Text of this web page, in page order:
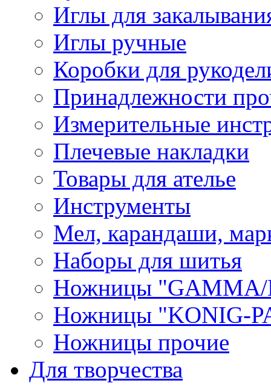
Иглы для
Иглы ручные
Коробки для
Принадлежности
Измерительные
Плечевые накладки
Товары для ателье
Инструменты
Мел, карандаши,
Наборы для шитья
Ножницы "GAMMA/
Ножницы "KONIG-
Ножницы прочие
Для творчества